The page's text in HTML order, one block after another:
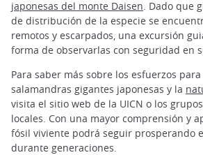
japonesas del monte Daisen . Dado que
de distribución de la especie se
remotos y escarpados, una excursión
forma de observarlas con seguridad en
Para saber más sobre los esfuerzos
salamandras gigantes japonesas y la
visita el sitio web de la UICN o los
locales. Con una mayor comprensión y
fósil viviente podrá seguir prosperando
durante generaciones.